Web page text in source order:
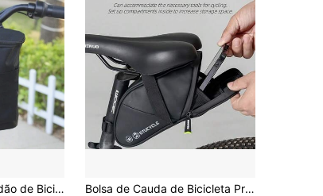
1 Peça Bolsa de Guidão de Bicicleta Elétrica Preta, Bolso com Zíper Frontal, Bolsa de Armazenamento 3D de Grande Capacidade, Bolsa Suspensa para Motocicleta
Bolsa de Cauda de Bicicleta Premium com Cinta Estabilizadora Anti-Oscilação, Selim de Bicicleta à Prova d'Água, Armazenamento de Selim Compacto para Ciclista Profissional, Adequado para Deslocamento Diário na Cidade e Turismo de Longa Distância, Bolsa Cunha para Ciclismo Esportivo, Bolsa de Bicicleta e Alforje.